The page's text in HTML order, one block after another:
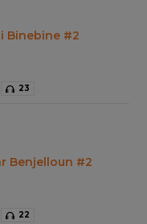
Binebine #2
23
Benjelloun #2
22